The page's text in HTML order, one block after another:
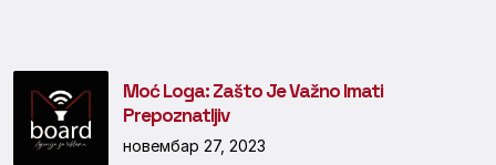
Moć Loga: Zašto Je Važno Imati
Prepoznatljiv
новембар 27, 2023